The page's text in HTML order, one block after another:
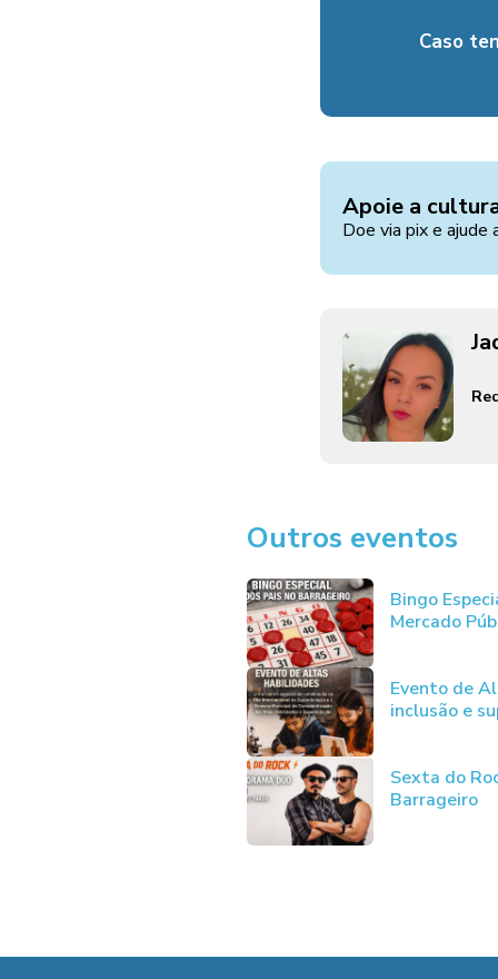
Caso
Apoie a
Doe via pix e ajude
Outros eventos
Bingo
Mercado
Evento de
inclusão e
Sexta do
Barrageiro